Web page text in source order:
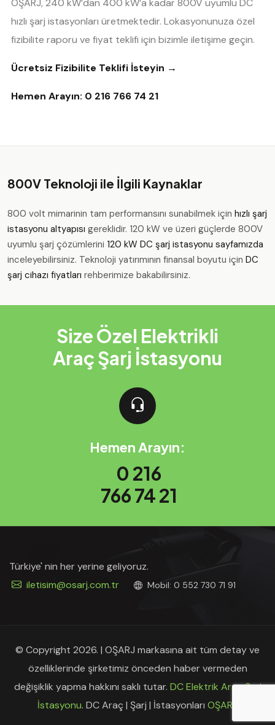
OŞARJ, 240 kW’dan 400 kW’a kadar 800V uyumlu DC
hızlı şarj istasyonları üretmektedir. Lokasyonunuza özel
fizibilite raporu ve fiyat teklifi için bizimle iletişime geçin.
Ücretsiz Fizibilite Teklifi İsteyin →
Hemen Arayın: 0 216 766 74 21
800V Teknoloji ile İlgili Kaynaklar
800 volt mimarinin tam performansını sunabilmek için hızlı şarj
istasyonu altyapısı gereklidir. 120 kW ve üzeri güçlerde 800V
uyumlu şarj çözümlerini 120 kW DC şarj istasyonu sayfamızda
inceleyebilirsiniz. Teknoloji yatırımının finansal boyutu için DC
şarj cihazı fiyatları rehberimize bakabilirsiniz.
Size Özel Elektrikli
Araç Şarj İstasyonu
Hemen Arayın:
0 216
766 74 21
Türkiye' nin her yerine geliyoruz.
iletisim@osarj.com.tr
Mobil: 0 552 730 71 91
© Copyright 2026. | OŞARJ markasına ait tüm detay ve
özelliklerinde şirketimiz önceden haber vermeden
değişiklik yapma hakkını saklı tutar. DC Elektrik Araç Şarj
İstasyonu. DC Araç | Şarj | İstasyonları OŞARJ